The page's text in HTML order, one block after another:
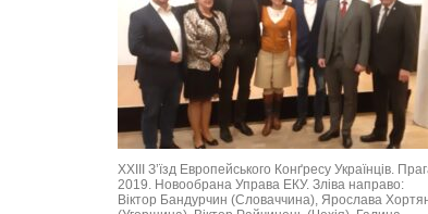
XXIII З’їзд Европейського Конґресу Українців.
2019. Новообрана Управа ЕКУ. Зліва направо:
Віктор Бандурчин (Словаччина), Ярослава